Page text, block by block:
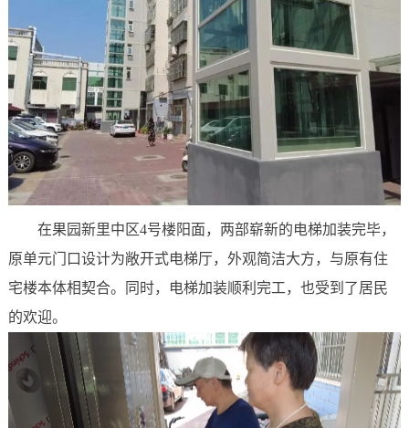
在果园新里中区4号楼阳面，两部崭新的电梯加装完毕，
原单元门口设计为敞开式电梯厅，外观简洁大方，与原有住
宅楼本体相契合。同时，电梯加装顺利完工，也受到了居民
的欢迎。